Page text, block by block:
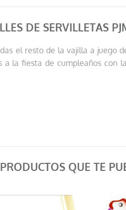
DE SERVILLETAS
el resto de la vajilla a juego
la fiesta de cumpleaños con
QUE TE